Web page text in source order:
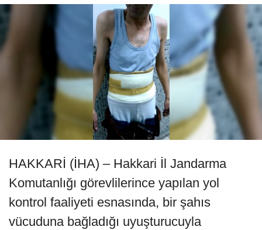
HAKKARİ (İHA) – Hakkari İl Jandarma
Komutanlığı görevlilerince yapılan yol
kontrol faaliyeti esnasında, bir şahıs
vücuduna bağladığı uyuşturucuyla